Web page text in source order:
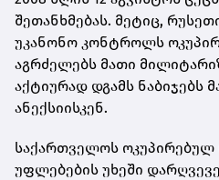
შეთანხმებას. მეტიც,
უკანონო კონტროლს
აგრძელებს მათი
აქტიურად დგამს ნაბიჯებს
ანექსიისკენ.
საქართველოს ოკუპირებულ
უფლებების უხეში